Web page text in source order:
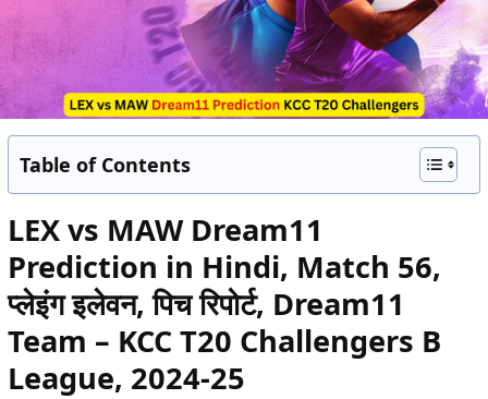
Table of Contents
LEX vs MAW Dream11
Prediction in Hindi, Match 56,
प्लेइंग इलेवन, पिच रिपोर्ट, Dream11
Team – KCC T20 Challengers B
League, 2024-25